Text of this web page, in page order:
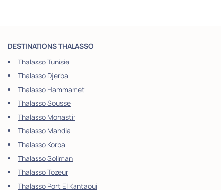
DESTINATIONS THALASSO
Thalasso Tunisie
Thalasso Djerba
Thalasso Hammamet
Thalasso Sousse
Thalasso Monastir
Thalasso Mahdia
Thalasso Korba
Thalasso Soliman
Thalasso Tozeur
Thalasso Port El Kantaoui